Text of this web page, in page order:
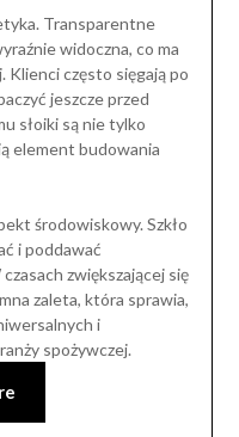
Transparentne
widoczna, co ma
Klienci często sięgają po
jeszcze przed
słoiki są nie tylko
element budowania
środowiskowy. Szkło
i poddawać
zwiększającej się
zaleta, która sprawia,
i
spożywczej.